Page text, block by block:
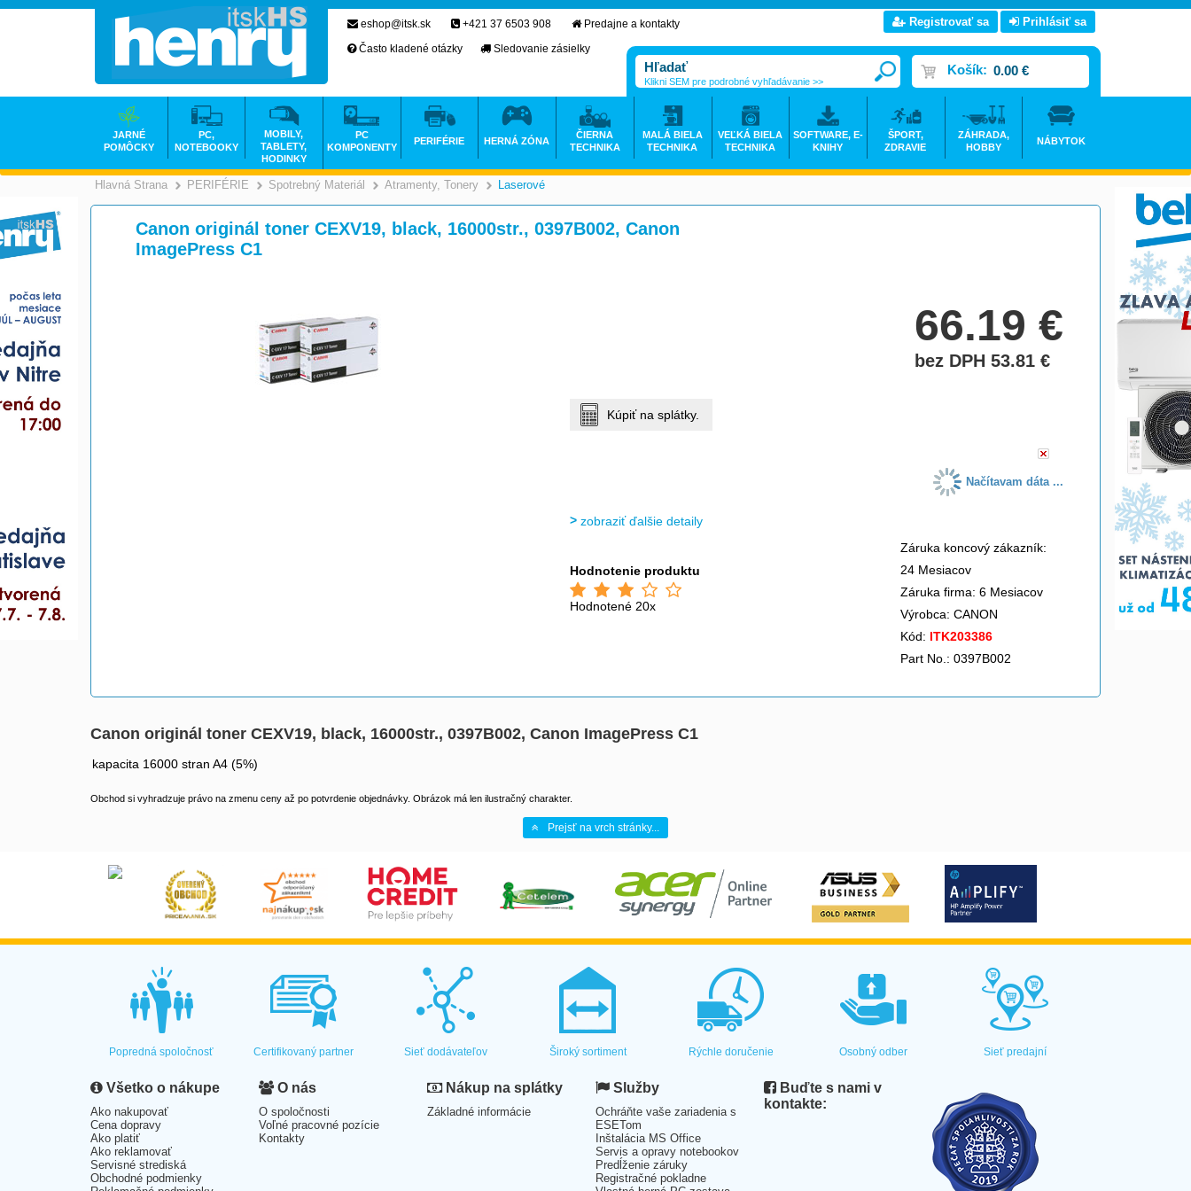
Hlavná Strana >
PERIFÉRIE >
Spotrebný Materiál >
Atramenty, Tonery >
Laserové
Canon originál toner CEXV19, black, 16000str., 0397B002, Canon
ImagePress C1
66.19€
bez DPH 53.81€
Kúpiť na splátky.
Načítavam dáta ...
zobraziť ďalšie detaily
Hodnotenie produktu
Hodnotené 20x
Záruka koncový zákazník:
24 Mesiacov
Záruka firma: 6 Mesiacov
Výrobca: CANON
Kód: ITK203386
Part No.: 0397B002
Canon originál toner CEXV19, black, 16000str., 0397B002, Canon ImagePress C1
kapacita 16000 stran A4 (5%)
Obchod si vyhradzuje právo na zmenu ceny až po potvrdenie objednávky. Obrázok má len ilustračný charakter.
Prejsť na vrch stránky...
eshop@itsk.sk +421 37 6503 908
Predajne a kontakty
Často kladené otázky
Sledovanie zásielky
Registrovať sa Prihlásiť sa
Košík: 0.00 €
Klikni SEM pre podrobné vyhľadávanie >>
JARNÉ
POMÔCKY
PC,
NOTEBOOKY
MOBILY,
TABLETY,
HODINKY
PC
KOMPONENTY
PERIFÉRIE HERNÁ ZÓNA
ČIERNA
TECHNIKA
MALÁ BIELA
TECHNIKA
VEĽKÁ BIELA
TECHNIKA
SOFTWARE, E-
KNIHY
ŠPORT,
ZDRAVIE
ZÁHRADA,
HOBBY
NÁBYTOK
Popredná spoločnosť Certifikovaný partner Sieť dodávateľov Široký sortiment Rýchle doručenie Osobný odber Sieť predajní
Všetko o nákupe
Ako nakupovať
Cena dopravy
Ako platiť
Ako reklamovať
Servisné strediská
Obchodné podmienky
O nás
O spoločnosti
Voľné pracovné pozície
Kontakty
Nákup na splátky
Základné informácie
Služby
Ochráňte vaše zariadenia s
ESETom
Inštalácia MS Office
Servis a opravy notebookov
Predĺženie záruky
Registračné pokladne
Buďte s nami v
kontakte: